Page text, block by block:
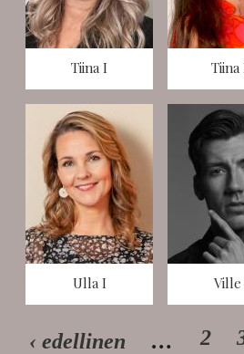
Tiina I Tiina
Ulla I Ville
‹ edellinen … 2